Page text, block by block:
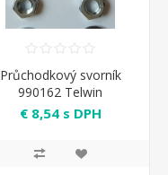
Průchodkový svorník
990162 Telwin
€ 8,54 s DPH